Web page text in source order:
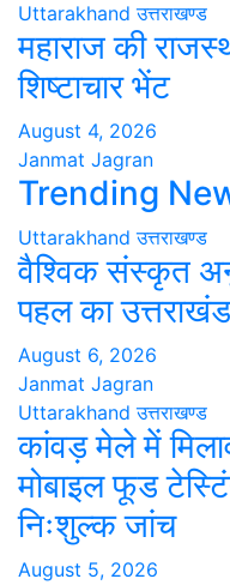
Uttarakhand उत्तराखण्ड
महाराज की
शिष्टाचार भेंट
August 4, 2026
Janmat Jagran
Trending
Uttarakhand उत्तराखण्ड
वैश्विक संस्कृत
पहल का
August 6, 2026
Janmat Jagran
Uttarakhand उत्तराखण्ड
कांवड़ मेले में
मोबाइल फूड
निःशुल्क जांच
August 5, 2026